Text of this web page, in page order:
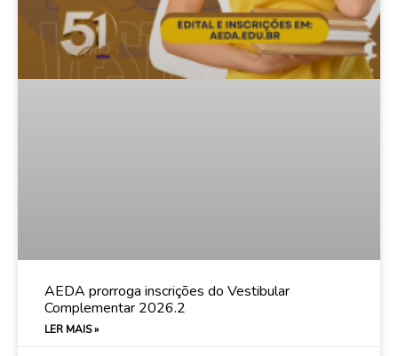
AEDA prorroga inscrições do Vestibular
Complementar 2026.2
LER MAIS »